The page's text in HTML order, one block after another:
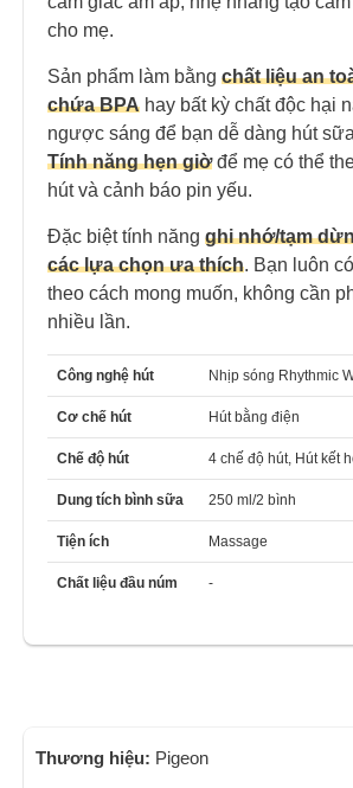
cho mẹ.
Sản phẩm làm bằng chất liệu an
chứa BPA hay bất kỳ chất độc hại
ngược sáng để bạn dễ dàng hút
Tính năng hẹn giờđể mẹ có thể
hút và cảnh báo pin yếu.
Đặc biệt tính năng ghi nhớ/tạm
các lựa chọn ưa thích. Bạn luôn
theo cách mong muốn, không cần
nhiều lần.
Công nghệ hút Nhịp sóng Rhythmic
Cơ chế hút Hút bằng điện
Chế độ hút 4 chế độ hút, Hút kết
Dung tích bình sữa 250 ml/2 bình
Tiện ích Massage
Chất liệu đầu núm -
Thương hiệu: Pigeon